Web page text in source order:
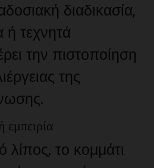
διαδικασία,
τεχνητά
την πιστοποίηση
της
εμπειρία
λίπος, το κομμάτι